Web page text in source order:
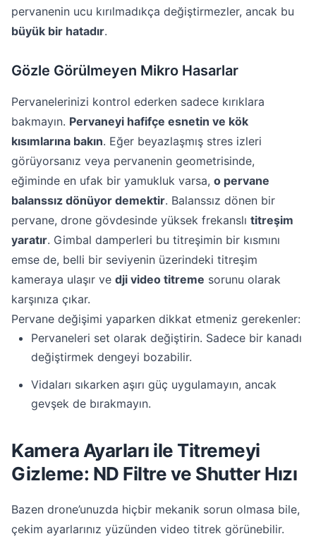
pervanenin ucu kırılmadıkça değiştirmezler, ancak bu
büyük bir hatadır.
Gözle Görülmeyen Mikro Hasarlar
Pervanelerinizi kontrol ederken sadece kırıklara
bakmayın. Pervaneyi hafifçe esnetin ve kök
kısımlarına bakın. Eğer beyazlaşmış stres izleri
görüyorsanız veya pervanenin geometrisinde,
eğiminde en ufak bir yamukluk varsa, o pervane
balanssız dönüyor demektir. Balanssız dönen bir
pervane, drone gövdesinde yüksek frekanslı titreşim
yaratır. Gimbal damperleri bu titreşimin bir kısmını
emse de, belli bir seviyenin üzerindeki titreşim
kameraya ulaşır ve dji video titreme sorunu olarak
karşınıza çıkar.
Pervane değişimi yaparken dikkat etmeniz gerekenler:
Pervaneleri set olarak değiştirin. Sadece bir kanadı
değiştirmek dengeyi bozabilir.
Vidaları sıkarken aşırı güç uygulamayın, ancak
gevşek de bırakmayın.
Kamera Ayarları ile Titremeyi
Gizleme: ND Filtre ve Shutter Hızı
Bazen drone’unuzda hiçbir mekanik sorun olmasa bile,
çekim ayarlarınız yüzünden video titrek görünebilir.